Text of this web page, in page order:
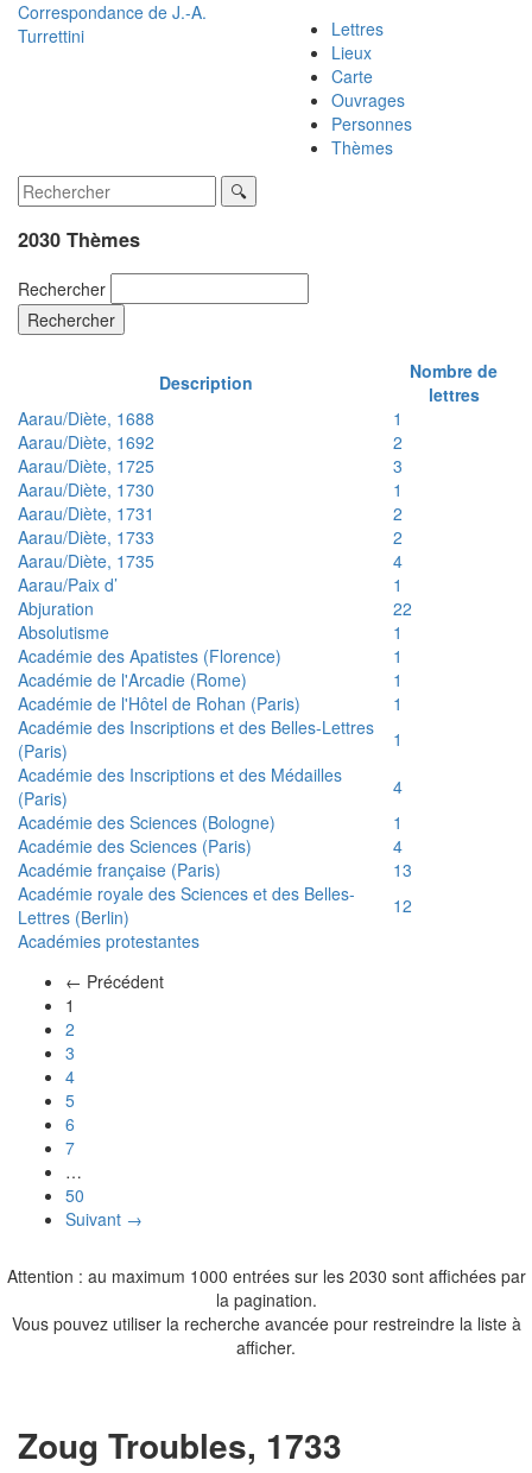
Correspondance de J.-A.
Turrettini
Lettres
Lieux
Carte
Ouvrages
Personnes
Thèmes
2030 Thèmes
Rechercher
Rechercher
Description
Nombre de
lettres
Aarau/Diète, 1688
1
Aarau/Diète, 1692
2
Aarau/Diète, 1725
3
Aarau/Diète, 1730
1
Aarau/Diète, 1731
2
Aarau/Diète, 1733
2
Aarau/Diète, 1735
4
Aarau/Paix d’
1
Abjuration
22
Absolutisme
1
Académie des Apatistes (Florence)
1
Académie de l'Arcadie (Rome)
1
Académie de l'Hôtel de Rohan (Paris)
1
Académie des Inscriptions et des Belles-Lettres
(Paris)
1
Académie des Inscriptions et des Médailles
(Paris)
4
Académie des Sciences (Bologne)
1
Académie des Sciences (Paris)
4
Académie française (Paris)
13
Académie royale des Sciences et des Belles-
Lettres (Berlin)
12
Académies protestantes
← Précédent
1
2
3
4
5
6
7
…
50
Suivant →
Attention : au maximum 1000 entrées sur les 2030 sont affichées par
la pagination.
Vous pouvez utiliser la recherche avancée pour restreindre la liste à
afficher.
Zoug Troubles, 1733